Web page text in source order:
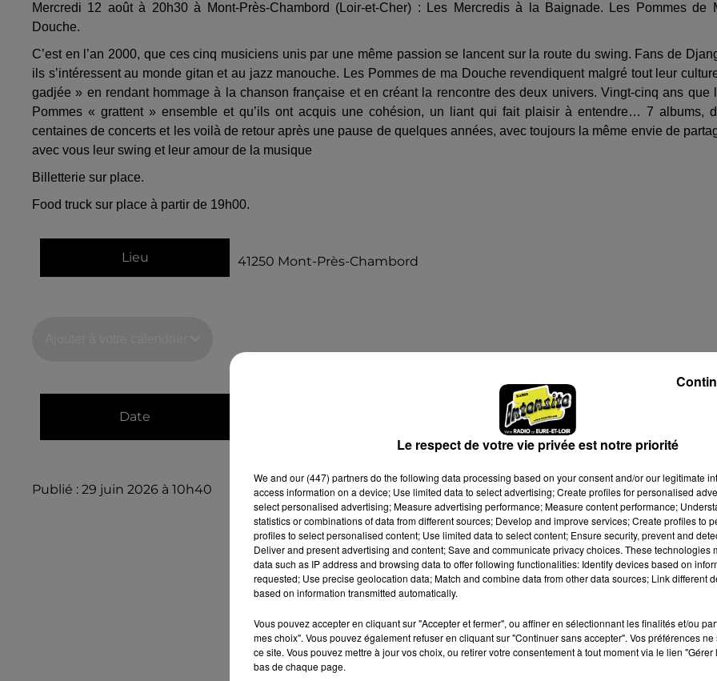
Mercredi 12 août à 20h30 à Mont-Près-Chambord (Loir-et-Cher) : Les Mercredis à la Baignade. Les Pommes de
Douche.
C’est en l’an 2000, que ces cinq musiciens unis par une même passion se lancent sur la route du swing. Fans de
ils s’intéressent au monde gitan et au jazz manouche. Les Pommes de ma Douche revendiquent malgré tout leur
gadjée » en rendant hommage à la chanson française et en créant la rencontre des deux univers. Vingt-cinq ans que
Pommes « grattent » ensemble et qu’ils ont acquis une cohésion, un liant qui fait plaisir à entendre… 7 albums,
centaines de concerts et les voilà de retour après une pause de quelques années, avec toujours la même envie de
avec vous leur swing et leur amour de la musique
Billetterie sur place.
Food truck sur place à partir de 19h00.
Lieu 41250 Mont-Près-Chambord
Date
Publié : 29 juin 2026 à 10h40
Le respect de votre vie privée est notre priorité
We and our (447) partnersdo the following data processing based on your consent and/or our legitimate
access information on a device; Use limited data to select advertising; Create profiles for personalised
select personalised advertising; Measure advertising performance; Measure content performance;
statistics or combinations of data from different sources; Develop and improve services; Create profiles to
profiles to select personalised content; Use limited data to select content; Ensure security, prevent and
Deliver and present advertising and content; Save and communicate privacy choices. These technologies
data such as IP address and browsing data to offer following functionalities: Identify devices based on
requested; Use precise geolocation data; Match and combine data from other data sources; Link different
based on information transmitted automatically.
Vous pouvez accepter en cliquant sur "Accepter et fermer", ou affiner en sélectionnant les finalités et/ou
mes choix". Vous pouvez également refuser en cliquant sur "Continuer sans accepter". Vos préférences
ce site. Vous pouvez mettre à jour vos choix, ou retirer votre consentement à tout moment via le lien
bas de chaque page.